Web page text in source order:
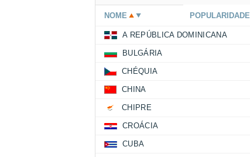
NOME POPULARIDADE
A REPÚBLICA DOMINICANA
BULGÁRIA
CHÉQUIA
CHINA
CHIPRE
CROÁCIA
CUBA